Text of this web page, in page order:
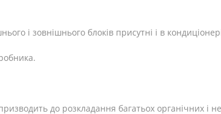
і зовнішнього блоків присутні і в
до розкладання багатьох органічних і